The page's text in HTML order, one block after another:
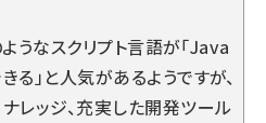
なスクリプト言語が「Java
る」と人気があるようですが、
レッジ、充実した開発ツール